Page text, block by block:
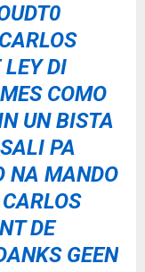
LEY DI
COMO
UN BISTA
PA
NA MANDO
DE
GEEN